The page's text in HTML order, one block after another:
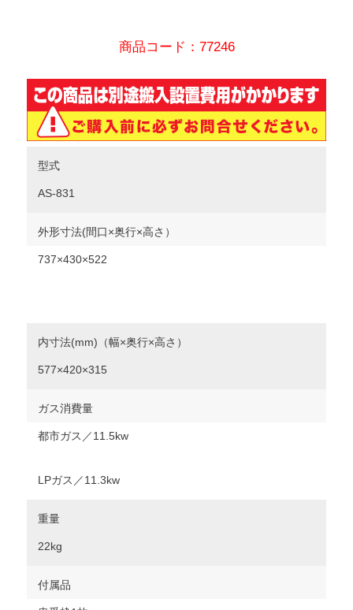
商品コード：77246
型式
AS-831
外形寸法(間口×奥行×高さ）
737×430×522
内寸法(mm)（幅×奥行×高さ）
577×420×315
ガス消費量
都市ガス／11.5kw
LPガス／11.3kw
重量
22kg
付属品